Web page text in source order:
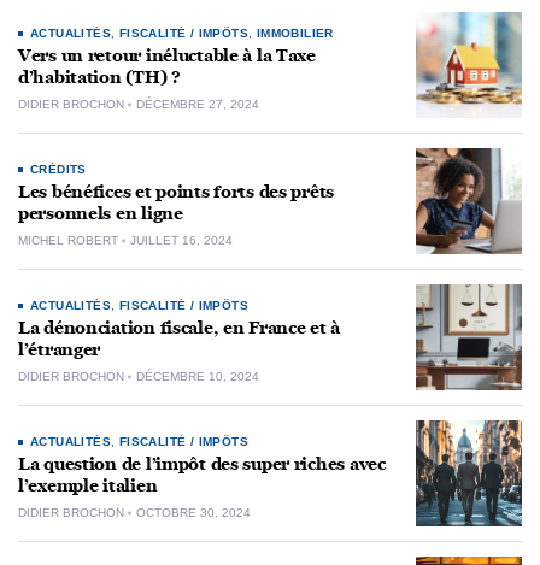
ACTUALITÉS FISCALITÉ / IMPÔTS, IMMOBILIER
Vers un retour inéluctable à la Taxe
d’habitation (TH) ?
DIDIER BROCHON DÉCEMBRE 27, 2024
CRÉDITS
Les bénéfices et points forts des prêts
personnels en ligne
MICHEL ROBERT JUILLET 16, 2024
ACTUALITÉS FISCALITÉ / IMPÔTS
La dénonciation fiscale, en France et à
l’étranger
DIDIER BROCHON DÉCEMBRE 10, 2024
ACTUALITÉS FISCALITÉ / IMPÔTS
La question de l’impôt des super riches avec
l’exemple italien
DIDIER BROCHON OCTOBRE 30, 2024